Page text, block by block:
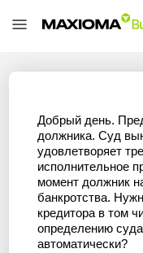
Добрый день.
должника. Суд
удовлетворяет
исполнительное
момент должник
банкротства.
кредитора в том
определению
автоматически?